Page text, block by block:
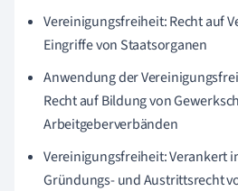
Vereinigungsfreiheit: Recht auf
Eingriffe von Staatsorganen
Anwendung der
Recht auf Bildung von
Arbeitgeberverbänden
Vereinigungsfreiheit: Verankert
Gründungs- und Austrittsrecht